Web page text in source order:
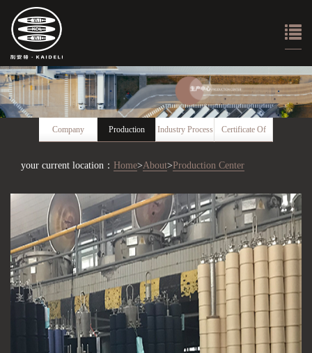
Company Production Industry Process Certificate Of
your current location： Home>About>Production Center